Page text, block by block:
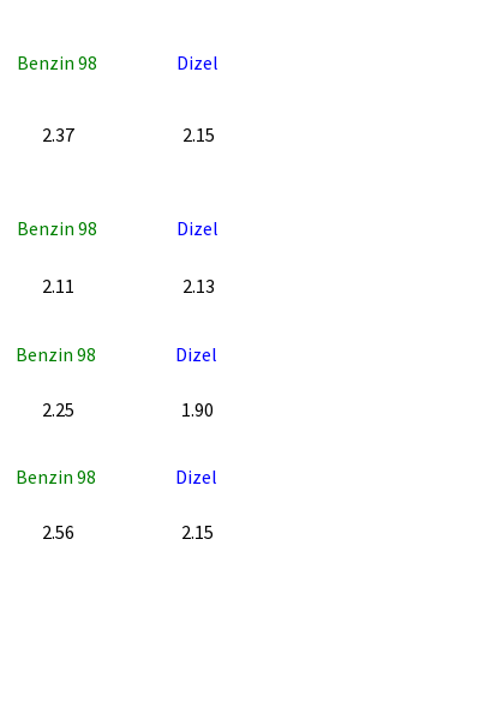
Benzin 98 Dizel
2.37 2.15
Benzin 98 Dizel
2.11 2.13
Benzin 98 Dizel
2.25 1.90
Benzin 98 Dizel
2.56 2.15